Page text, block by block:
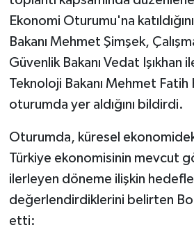
Ekonomi Oturumu'na
Bakanı Mehmet Şimşek,
Güvenlik Bakanı Vedat Işıkhan
Teknoloji Bakanı Mehmet Fatih
oturumda yer aldığını bildirdi.
Oturumda, küresel
Türkiye ekonomisinin mevcut
ilerleyen döneme ilişkin
değerlendirdiklerini belirten
etti: